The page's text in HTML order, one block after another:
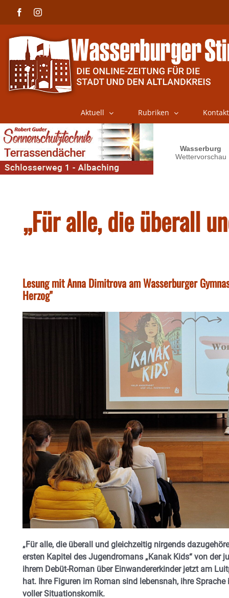
FacebookInstagram
Aktuell Rubriken Kontakt
„Für alle, die überall
Lesung mit Anna Dimitrova am Wasserburger
Herzog"
„Für alle, die überall und gleichzeitig nirgends
ersten Kapitel des Jugendromans „Kanak Kids“ von der
ihrem Debüt-Roman über Einwandererkinder jetzt am
hat. Ihre Figuren im Roman sind lebensnah, ihre
voller Situationskomik.